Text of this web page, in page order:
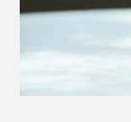
顔全体に広げ